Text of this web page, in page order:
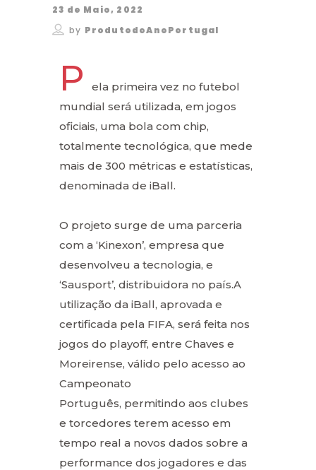
23 de Maio, 2022
by ProdutodoAnoPortugal
P
ela primeira vez no futebol
mundial será utilizada, em jogos
oficiais, uma bola com chip,
totalmente tecnológica, que mede
mais de 300 métricas e estatísticas,
denominada de iBall.
O projeto surge de uma parceria
com a ‘Kinexon’, empresa que
desenvolveu a tecnologia, e
‘Sausport’, distribuidora no país.A
utilização da iBall, aprovada e
certificada pela FIFA, será feita nos
jogos do playoff, entre Chaves e
Moreirense, válido pelo acesso ao
Campeonato
Português, permitindo aos clubes
e torcedores terem acesso em
tempo real a novos dados sobre a
performance dos jogadores e das